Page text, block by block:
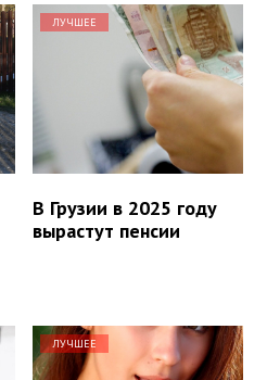
ЛУЧШЕЕ
В Грузии в 2025 году
вырастут пенсии
ЛУЧШЕЕ